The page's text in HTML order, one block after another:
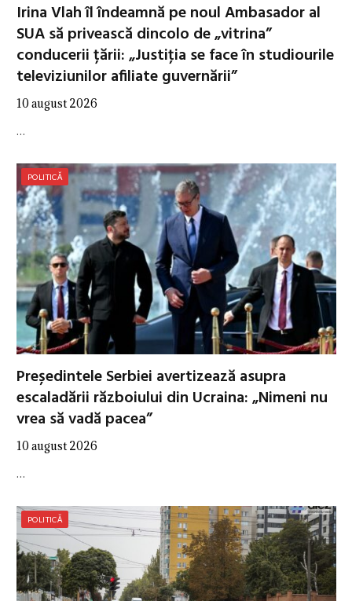
Irina Vlah îl îndeamnă pe noul Ambasador al
SUA să privească dincolo de „vitrina”
conducerii țării: „Justiţia se face în studiourile
televiziunilor afiliate guvernării”
10 august 2026
…
POLITICĂ
Președintele Serbiei avertizează asupra
escaladării războiului din Ucraina: „Nimeni nu
vrea să vadă pacea”
10 august 2026
…
POLITICĂ